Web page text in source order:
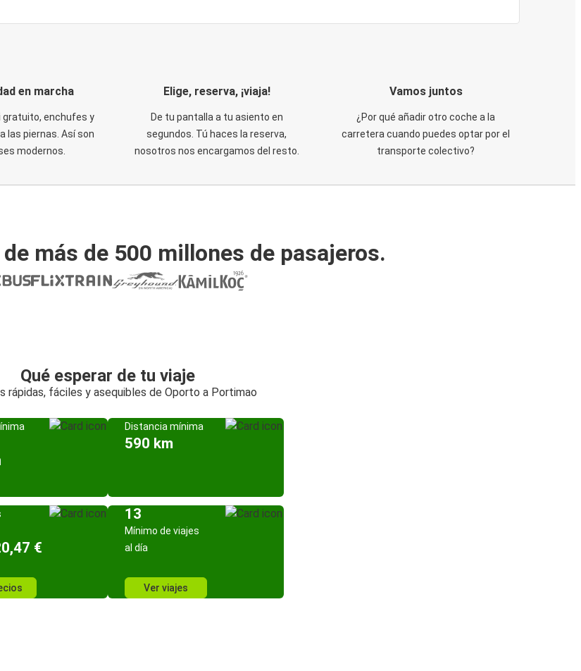
en marcha
gratuito, enchufes y
las piernas. Así son
modernos.
Elige, reserva, ¡viaja!
De tu pantalla a tu asiento en
segundos. Tú haces la reserva,
nosotros nos encargamos del resto.
Vamos juntos
¿Por qué añadir otro coche a la
carretera cuando puedes optar por el
transporte colectivo?
más de 500 millones de pasajeros.
Qué esperar de tu viaje
rápidas, fáciles y asequibles de Oporto a Portimao
Distancia mínima
590 km
€
13
Mínimo de viajes
al día
Ver viajes